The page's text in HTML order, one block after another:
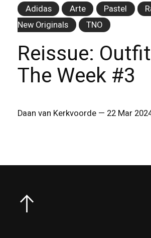
Adidas Arte Pastel
New Originals
TNO
Reissue:
The Week #3
Daan van Kerkvoorde — 22 Mar